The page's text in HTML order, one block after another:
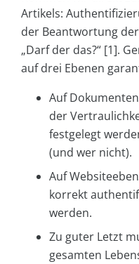
Artikels:
der Beantwortung der
„Darf der das?“ [1].
auf drei Ebenen
Auf
der
festgelegt
(und wer nicht).
Auf
korrekt
werden.
Zu guter Letzt
gesamten